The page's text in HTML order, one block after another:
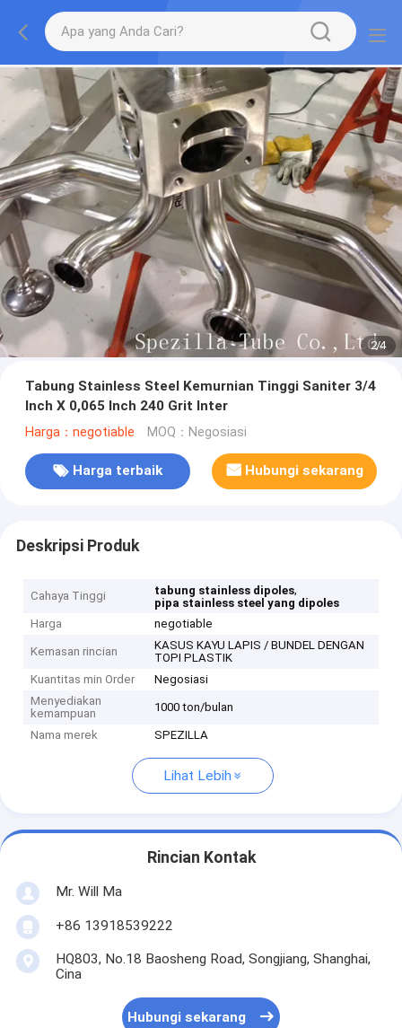
2/4
Tabung Stainless Steel Kemurnian Tinggi Saniter 3/4
Inch X 0,065 Inch 240 Grit Inter
Harga：negotiable MOQ：Negosiasi
Harga terbaik Hubungi sekarang
Deskripsi Produk
Cahaya Tinggi tabung stainless dipoles,
pipa stainless steel yang dipoles
Harga
negotiable
Kemasan rincian
KASUS KAYU LAPIS / BUNDEL DENGAN
TOPI PLASTIK
Kuantitas min Order
Negosiasi
Menyediakan
kemampuan
1000 ton/bulan
Nama merek SPEZILLA
Lihat Lebih
Rincian Kontak
Mr. Will Ma
+86 13918539222
HQ803, No.18 Baosheng Road, Songjiang, Shanghai,
Cina
Hubungi sekarang